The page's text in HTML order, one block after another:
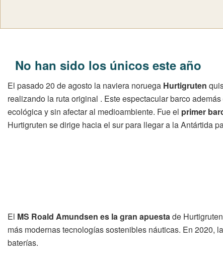
No han sido los únicos este año
El pasado 20 de agosto la naviera noruega Hurtigruten
realizando la ruta original . Este espectacular barco
ecológica y sin afectar al medioambiente. Fue el primer
Hurtigruten se dirige hacia el sur para llegar a la Antártida
El MS Roald Amundsen es la gran apuestade
más modernas tecnologías sostenibles náuticas. En 2020,
baterías.